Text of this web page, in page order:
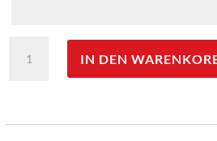
Trinkflasche
IN DEN